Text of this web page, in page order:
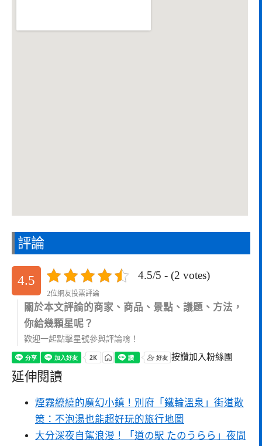
評論
4.5 4.5/5 - (2 votes)
2位網友投票評論
關於本文評論的商家、商品、景點、議題、方法，
你給幾顆星呢？
歡迎一起點擊星號參與評論唷！
按讚加入粉絲團
延伸閱讀
煙霧繚繞的魔幻小鎮！別府「鐵輪溫泉」街道散
策：不泡湯也能超好玩的旅行地圖
大分深夜自駕浪漫！「道の駅 たのうらら」夜間